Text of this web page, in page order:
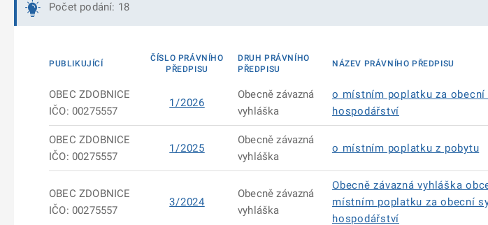
Počet podání: 18
PUBLIKUJÍCÍ
ČÍSLO PRÁVNÍHO
PŘEDPISU
DRUH PRÁVNÍHO
PŘEDPISU
NÁZEV PRÁVNÍHO PŘEDPISU
OBEC ZDOBNICE
IČO: 00275557
1/2026
Obecně závazná
vyhláška
o místním poplatku za obecní
hospodářství
OBEC ZDOBNICE
IČO: 00275557
1/2025
Obecně závazná
vyhláška
o místním poplatku z pobytu
OBEC ZDOBNICE
IČO: 00275557
3/2024
Obecně závazná
vyhláška
Obecně závazná vyhláška
místním poplatku za obecní
hospodářství